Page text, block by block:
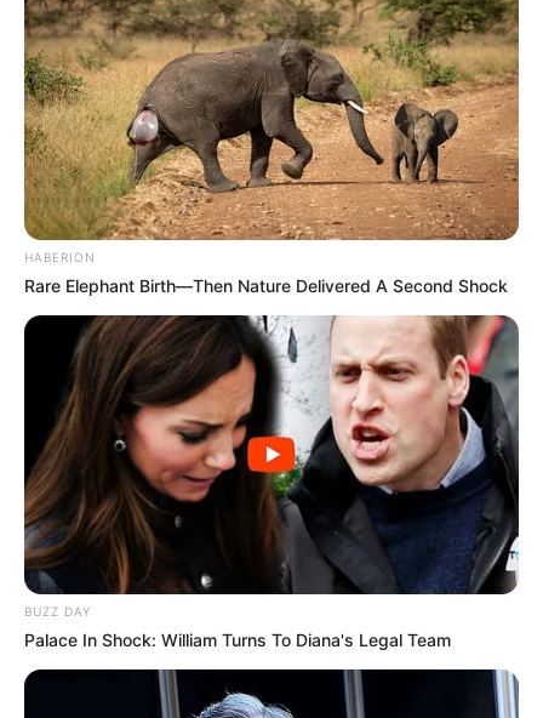
HABERION
Rare Elephant Birth—Then Nature Delivered A Second Shock
BUZZ DAY
Palace In Shock: William Turns To Diana's Legal Team